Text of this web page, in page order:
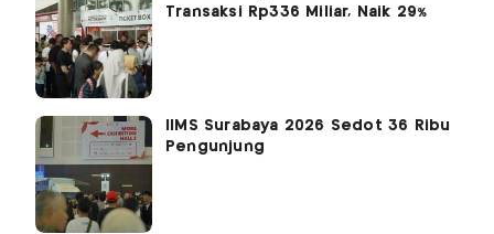
Transaksi Rp336 Miliar, Naik 29%
IIMS Surabaya 2026 Sedot 36 Ribu
Pengunjung